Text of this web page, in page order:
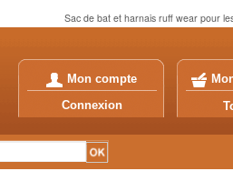
Sac de bat et harnais ruff wear pour
Mon compte
Connexion